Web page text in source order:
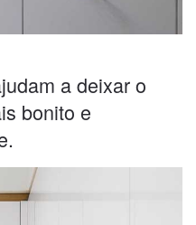
a deixar o
bonito e